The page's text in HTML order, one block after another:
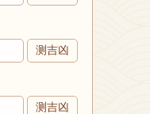
测吉凶
测吉凶